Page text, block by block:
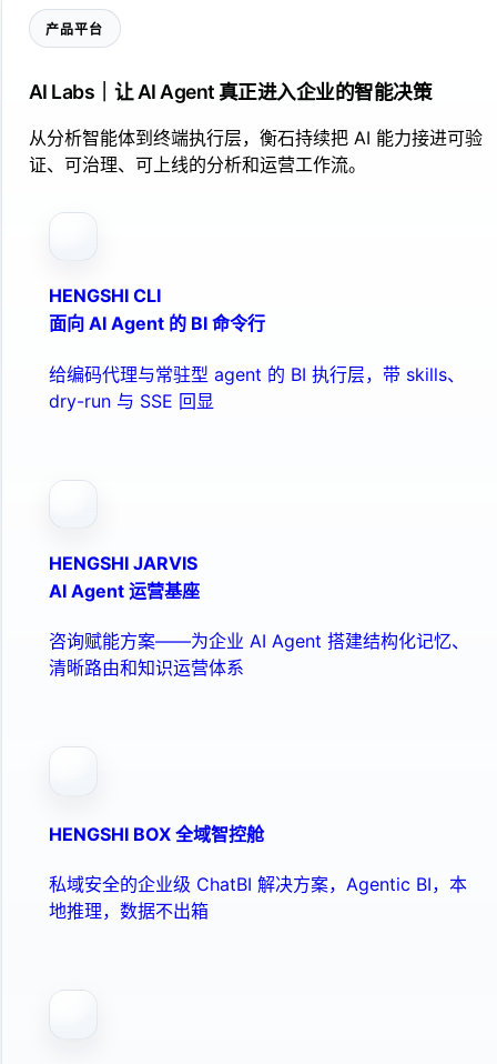
产品平台
AI Labs｜让 AI Agent 真正进入企业的智能决策
从分析智能体到终端执行层，衡石持续把 AI 能力接进可验
证、可治理、可上线的分析和运营工作流。
HENGSHI CLI
面向 AI Agent 的 BI 命令行
给编码代理与常驻型 agent 的 BI 执行层，带 skills、
dry-run 与 SSE 回显
HENGSHI JARVIS
AI Agent 运营基座
咨询赋能方案——为企业 AI Agent 搭建结构化记忆、
清晰路由和知识运营体系
HENGSHI BOX 全域智控舱
私域安全的企业级 ChatBI 解决方案，Agentic BI，本
地推理，数据不出箱